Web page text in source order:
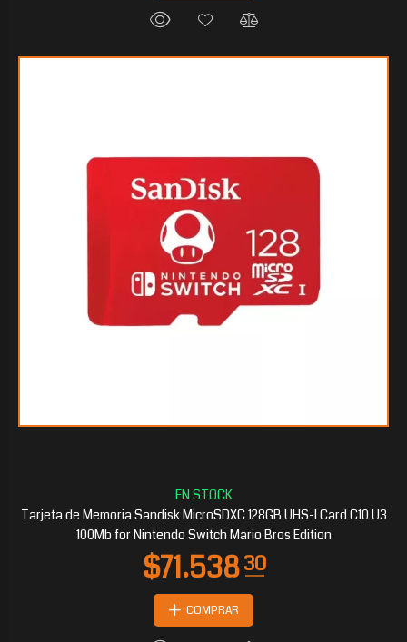
Tarjeta de Memoria Sandisk MicroSDXC 128GB UHS-I Card C10 U3
100Mb for Nintendo Switch Mario Bros Edition
COMPRAR
$48.07095